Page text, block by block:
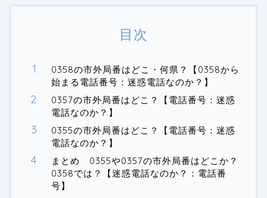
目次
0358の市外局番はどこ・何県？【0358から
始まる電話番号：迷惑電話なのか？】
0357の市外局番はどこ？【電話番号：迷惑
電話なのか？】
0355の市外局番はどこ？【電話番号：迷惑
電話なのか？】
まとめ 0355や0357の市外局番はどこか？
0358では？【迷惑電話なのか？：電話番
号】